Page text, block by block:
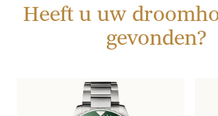
Heeft u uw
gevonden?